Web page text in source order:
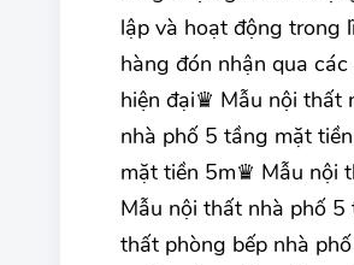
lập và hoạt động trong
hàng đón nhận qua
hiện đại♛ Mẫu nội thất
nhà phố 5 tầng mặt
mặt tiền 5m♛ Mẫu nội
Mẫu nội thất nhà phố
thất phòng bếp nhà